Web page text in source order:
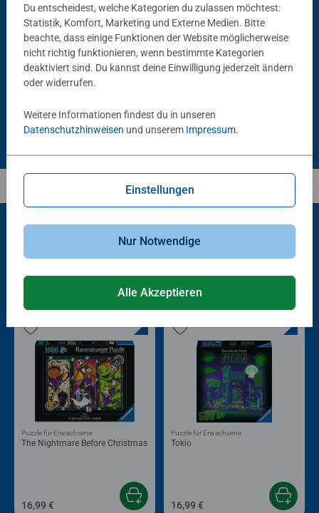
Puzzle Conserver Permanent
Durchschnittliche Bewertung 4,4 von 5 Sternen.
Puzzlezubehör
Puzzle-Rahmen, schwarz
Puzzlezubehör
Beliebte Auswahl
Andere Kunden mögen auch
The Nightmare Before Christmas
Puzzle für Erwachsene
16,99 €
Tokio
Puzzle für Erwachsene
16,99 €
Du entscheidest, welche Kategorien du zulassen möchtest:
Statistik, Komfort, Marketing und Externe Medien. Bitte
beachte, dass einige Funktionen der Website möglicherweise
nicht richtig funktionieren, wenn bestimmte Kategorien
deaktiviert sind. Du kannst deine Einwilligung jederzeit ändern
oder widerrufen.
Weitere Informationen findest du in unseren
Datenschutzhinweisen und unserem Impressum.
Einstellungen
Nur Notwendige
Alle Akzeptieren